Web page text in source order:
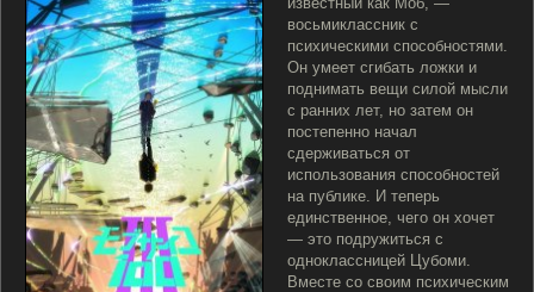
восьмиклассник с
психическими способностями.
Он умеет сгибать ложки и
поднимать вещи силой мысли
с ранних лет, но затем он
постепенно начал
сдерживаться от
использования способностей
на публике. И теперь
единственное, чего он хочет
— это подружиться с
одноклассницей Цубоми.
Вместе со своим психическим